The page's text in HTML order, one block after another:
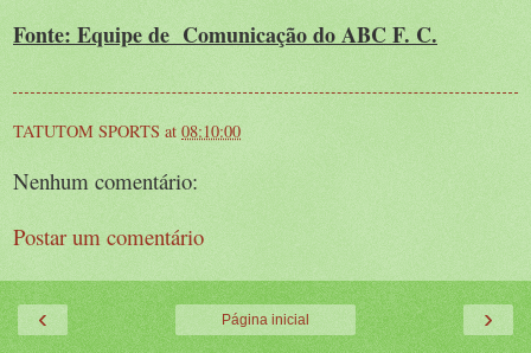
Fonte: Equipe de Comunicação do ABC F. C.
TATUTOM SPORTS at 08:10:00
Nenhum comentário:
Postar um comentário
‹ ›
Página inicial